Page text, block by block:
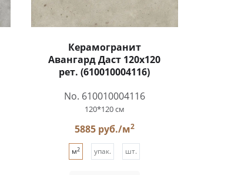
Керамогранит
Авангард Даст 120x120
рет. (610010004116)
No. 610010004116
120*120 см
5885 руб./м2
м2 упак. шт.